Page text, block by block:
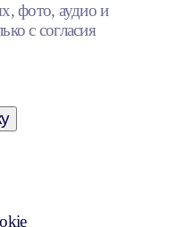
фото, аудио и
с согласия